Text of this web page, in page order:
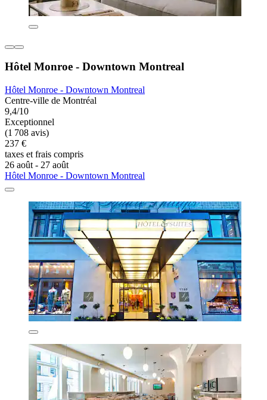
Hôtel Monroe - Downtown Montreal
Hôtel Monroe - Downtown Montreal
Centre-ville de Montréal
9,4/10
Exceptionnel
(1 708 avis)
237 €
taxes et frais compris
26 août - 27 août
Hôtel Monroe - Downtown Montreal